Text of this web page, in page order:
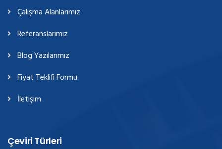
Çalışma Alanlarımız
Referanslarımız
Blog Yazılarımız
Fiyat Teklifi Formu
İletişim
Çeviri Türleri